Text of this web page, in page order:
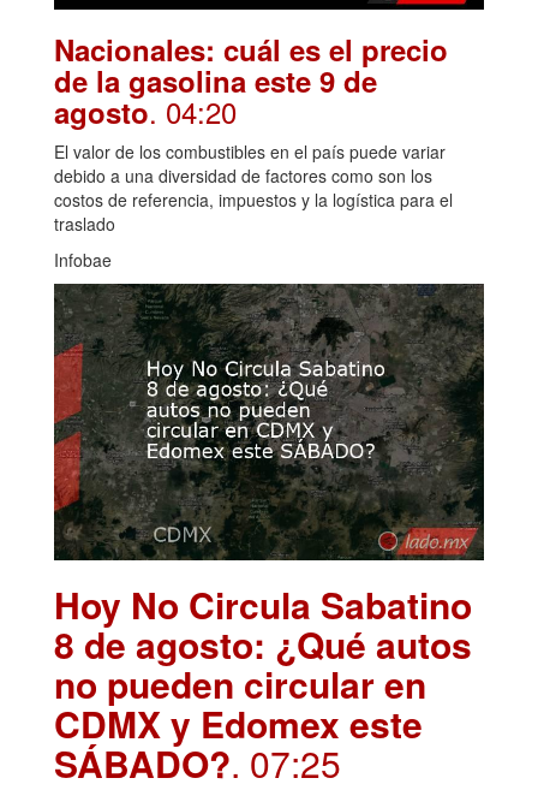
Nacionales: cuál es el precio
de la gasolina este 9 de
agosto. 04:20
El valor de los combustibles en el país puede variar
debido a una diversidad de factores como son los
costos de referencia, impuestos y la logística para el
traslado
Infobae
Hoy No Circula Sabatino
8 de agosto: ¿Qué autos
no pueden circular en
CDMX y Edomex este
SÁBADO?. 07:25